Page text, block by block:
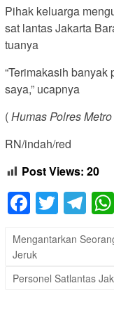
Pihak keluarga
sat lantas Jakarta
tuanya
“Terimakasih
saya,” ucapnya
(Humas Polres
RN/indah/red
Post Views: 20
Mengantarkan
Jeruk
Personel Satlantas